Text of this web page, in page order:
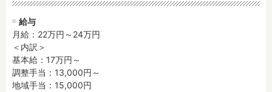
給与
月給：22万円～24万円
＜内訳＞
基本給：17万円～
調整手当：13,000円～
地域手当：15,000円
認定こども園
幼稚園
小規模認可保育園
病院内保育所
学童保育施設
子育て支援センター